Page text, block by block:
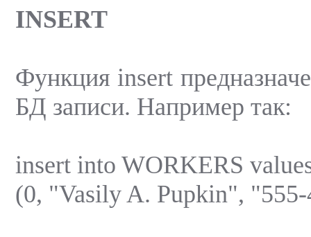
INSERT
Функция insert
БД записи. Например так:
insert into WORKERS
(0, "Vasily A. Pupkin",